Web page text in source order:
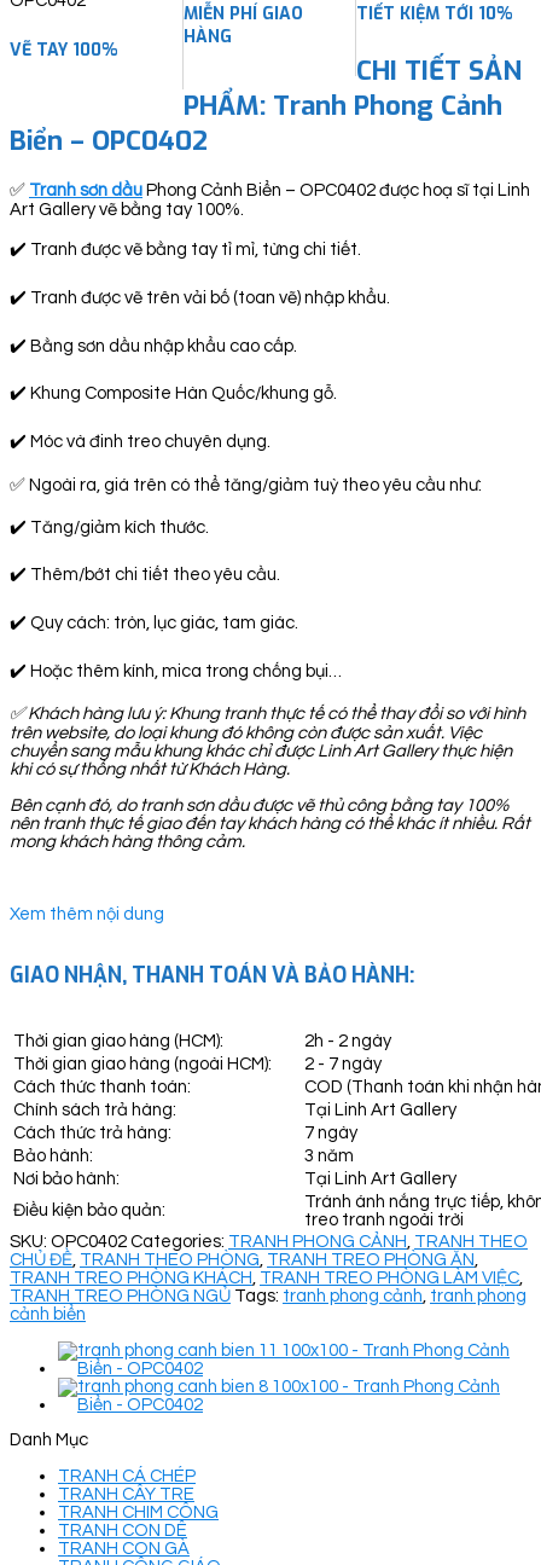
VẼ TAY 100%
MIỄN PHÍ GIAO
HÀNG
TIẾT KIỆM TỚI 10%
CHI TIẾT SẢN
PHẨM: Tranh Phong Cảnh
Biển – OPC0402
✅ Tranh sơn dầu Phong Cảnh Biển – OPC0402 được hoạ sĩ tại Linh
Art Gallery vẽ bằng tay 100%.
✔️ Tranh được vẽ bằng tay tỉ mỉ, từng chi tiết.
✔️ Tranh được vẽ trên vải bố (toan vẽ) nhập khẩu.
✔️ Bằng sơn dầu nhập khẩu cao cấp.
✔️ Khung Composite Hàn Quốc/khung gỗ.
✔️ Móc và đinh treo chuyên dụng.
✅ Ngoài ra, giá trên có thể tăng/giảm tuỳ theo yêu cầu như:
✔️ Tăng/giảm kích thước.
✔️ Thêm/bớt chi tiết theo yêu cầu.
✔️ Quy cách: tròn, lục giác, tam giác.
✔️ Hoặc thêm kính, mica trong chống bụi…
✅Khách hàng lưu ý: Khung tranh thực tế có thể thay đổi so với hình
trên website, do loại khung đó không còn được sản xuất. Việc
chuyển sang mẫu khung khác chỉ được Linh Art Gallery thực hiện
khi có sự thống nhất từ Khách Hàng.
Bên cạnh đó, do tranh sơn dầu được vẽ thủ công bằng tay 100%
nên tranh thực tế giao đến tay khách hàng có thể khác ít nhiều. Rất
mong khách hàng thông cảm.
Xem thêm nội dung
GIAO NHẬN, THANH TOÁN VÀ BẢO HÀNH:
Thời gian giao hàng (HCM):
2h - 2 ngày
Thời gian giao hàng (ngoài HCM):
2 - 7 ngày
Cách thức thanh toán:
COD (Thanh toán khi nhận
Chính sách trả hàng:
Tại Linh Art Gallery
Cách thức trả hàng:
7 ngày
Bảo hành:
3 năm
Nơi bảo hành:
Tại Linh Art Gallery
Điều kiện bảo quản:
Tránh ánh nắng trực tiếp,
treo tranh ngoài trời
SKU: OPC0402 Categories: TRANH PHONG CẢNH, TRANH THEO
CHỦ ĐỀ, TRANH THEO PHÒNG, TRANH TREO PHÒNG ĂN,
TRANH TREO PHÒNG KHÁCH, TRANH TREO PHÒNG LÀM VIỆC,
TRANH TREO PHÒNG NGỦ Tags: tranh phong cảnh, tranh phong
cảnh biển
Danh Mục
TRANH CÁ CHÉP
TRANH CÂY TRE
TRANH CHIM CÔNG
TRANH CON DÊ
TRANH CON GÀ